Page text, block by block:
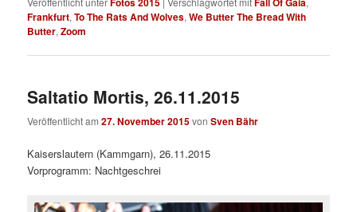
Frankfurt,To The Rats And Wolves,We Butter The Bread With
Butter,Zoom
Saltatio Mortis, 26.11.2015
Veröffentlicht am27. November 2015vonSven Bähr
Kaiserslautern (Kammgarn), 26.11.2015
Vorprogramm: Nachtgeschrei